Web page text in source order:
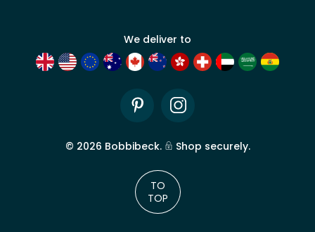
We deliver to
PinterestInstagram
© 2026 Bobbibeck. Shop securely.
TO
TOP